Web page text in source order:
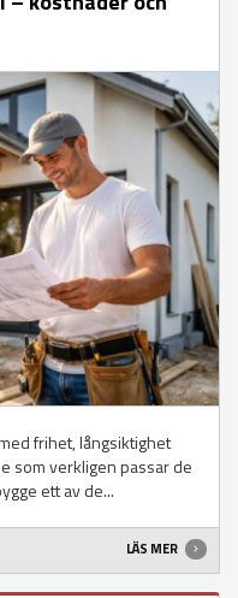
frihet, långsiktighet
som verkligen passar de
ett av de...
LÄS MER